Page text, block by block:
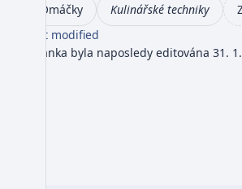
Omáčky Kulinářské techniky
Last modified
Stránka byla naposledy editována 31.